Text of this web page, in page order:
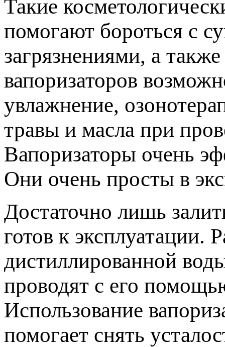
Такие
помогают бороться с
загрязнениями, а
вапоризаторов
увлажнение,
травы и масла при
Вапоризаторы очень
Они очень просты в
Достаточно лишь
готов к эксплуатации.
дистиллированной
проводят с его
Использование
помогает снять